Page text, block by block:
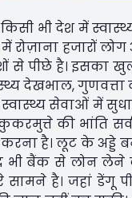
किसी भी देश में
हजारों लोग
से पीछे है।
देखभाल,
सेवाओं में
की भांति
है। लूट के अड्डे
बैंक से लोन लेने
सामने है। जहां डेंगू